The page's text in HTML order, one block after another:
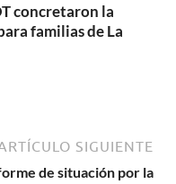
concretaron la
familias de La
SIGUIENTE
de situación por la